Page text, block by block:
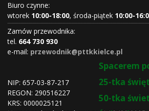
Spacerem
25-tka
50-tka
Biuro czynne:
wtorek 10:00-18:00, środa-piątek 10:00-
Zamów przewodnika:
tel. 664 730 930
e-mail: przewodnik@pttkkielce.pl
NIP: 657-03-87-217
REGON: 290516227
KRS: 0000025121